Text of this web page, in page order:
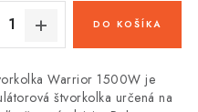
DO KOŠÍKA
Warrior 1500W je
štvorkolka určená na